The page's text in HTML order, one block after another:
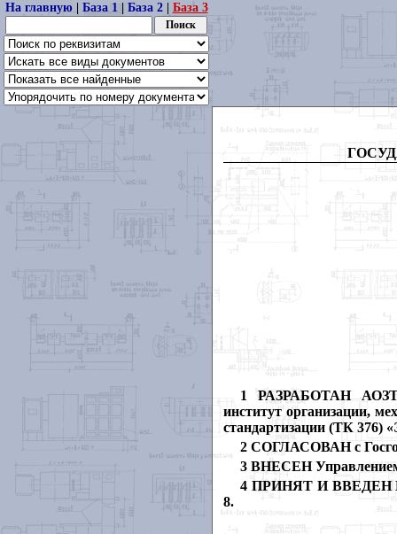
На главную| База 1| База 2| База 3
1 РАЗРАБОТАН АОЗТ
институт организации,
стандартизации (ТК 376)
2 СОГЛАСОВАН с
3 ВНЕСЕН Управлением
4 ПРИНЯТ И ВВЕДЕН
8.